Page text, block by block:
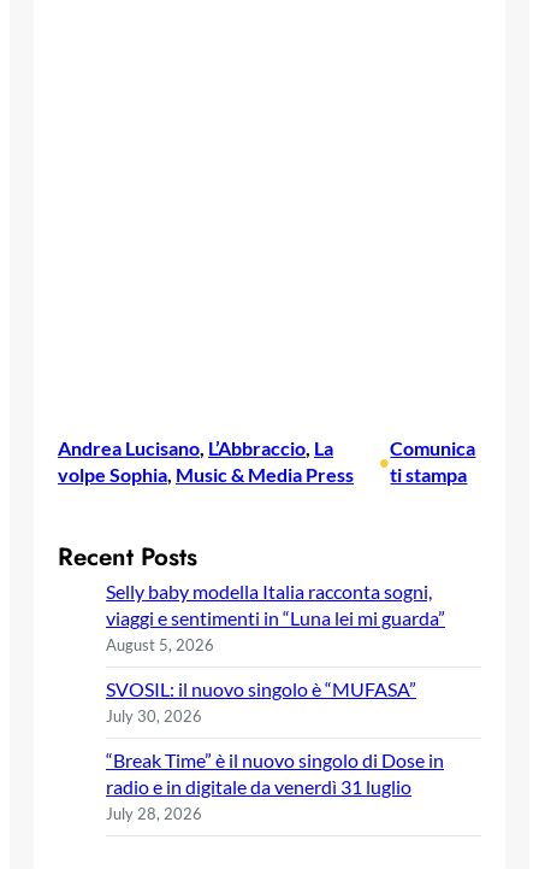
Andrea Lucisano, L’Abbraccio, La
volpe Sophia, Music & Media Press
•
Comunica
ti stampa
Recent Posts
Selly baby modella Italia racconta sogni,
viaggi e sentimenti in “Luna lei mi guarda”
August 5, 2026
SVOSIL: il nuovo singolo è “MUFASA”
July 30, 2026
“Break Time” è il nuovo singolo di Dose in
radio e in digitale da venerdì 31 luglio
July 28, 2026